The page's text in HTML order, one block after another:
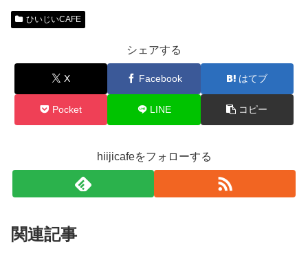
ひいじいCAFE
シェアする
X Facebook はてブ
Pocket LINE コピー
hiijicafeをフォローする
関連記事